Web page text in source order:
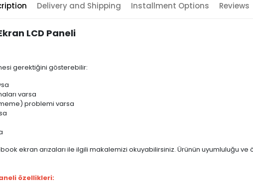
Delivery and Shipping Installment Options Reviews
LCD Paneli
gerektiğini gösterebilir:
varsa
problemi varsa
ekran arızaları ile ilgili makalemizi okuyabilirsiniz. Ürünün uyumluluğu
özellikleri: